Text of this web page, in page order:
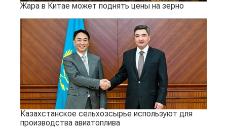
Жара в Китае может поднять цены на зерно
Казахстанское сельхозсырье используют для
производства авиатоплива